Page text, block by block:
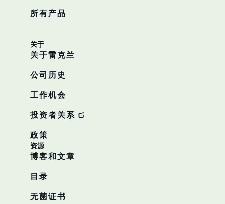
所有产品
关于
关于雷克兰
公司历史
工作机会
投资者关系
政策
资源
博客和文章
目录
无菌证书